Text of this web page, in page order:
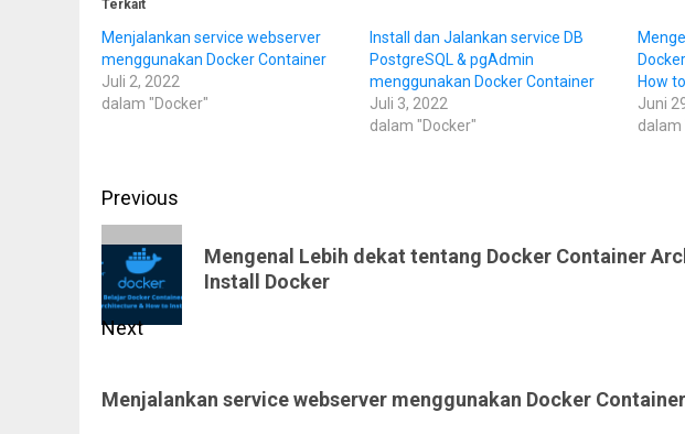
Terkait
Menjalankan service webserver
menggunakan Docker Container
Juli 2, 2022
dalam "Docker"
Install dan Jalankan service DB
PostgreSQL & pgAdmin
menggunakan Docker Container
Juli 3, 2022
dalam "Docker"
How
Juni
dalam
Post
navigation
Previous
post:
Mengenal Lebih dekat tentang Docker Container
Install Docker
Next
post:
Menjalankan service webserver menggunakan Docker Container